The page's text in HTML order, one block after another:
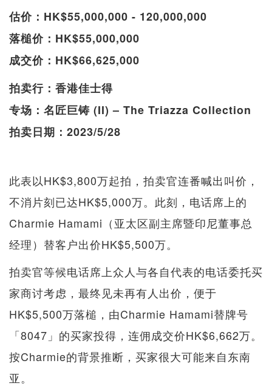
估价：HK$55,000,000 - 120,000,000
落槌价：HK$55,000,000
成交价：HK$66,625,000
拍卖行：香港佳士得
专场：名匠巨铸 (II) – The Triazza Collection
拍卖日期：2023/5/28
此表以HK$3,800万起拍，拍卖官连番喊出叫价，
不消片刻已达HK$5,000万。此刻，电话席上的
Charmie Hamami（亚太区副主席暨印尼董事总
经理）替客户出价HK$5,500万。
拍卖官等候电话席上众人与各自代表的电话委托买
家商讨考虑，最终见未再有人出价，便于
HK$5,500万落槌，由Charmie Hamami替牌号
「8047」的买家投得，连佣成交价HK$6,662万。
按Charmie的背景推断，买家很大可能来自东南
亚。